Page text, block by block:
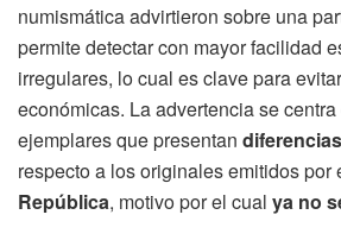
numismática advirtieron sobre una
permite detectar con mayor facilidad
irregulares, lo cual es clave para
económicas. La advertencia se
ejemplares que presentan
respecto a los originales emitidos por
República, motivo por el cual ya no